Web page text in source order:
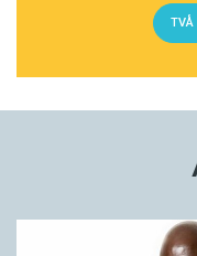
TVÅ